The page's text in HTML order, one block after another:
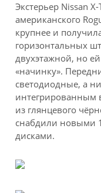
Экстерьер Nissan
американского
крупнее и
горизонтальных
двухэтажной, но
«начинку».
светодиодные, а
интегрированным
из глянцевого
снабдили
дисками.